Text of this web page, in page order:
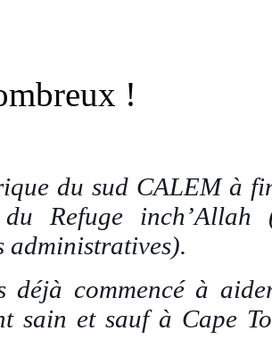
!
du sud CALEM à
Refuge
administratives).
déjà commencé à
sain et sauf à Cape